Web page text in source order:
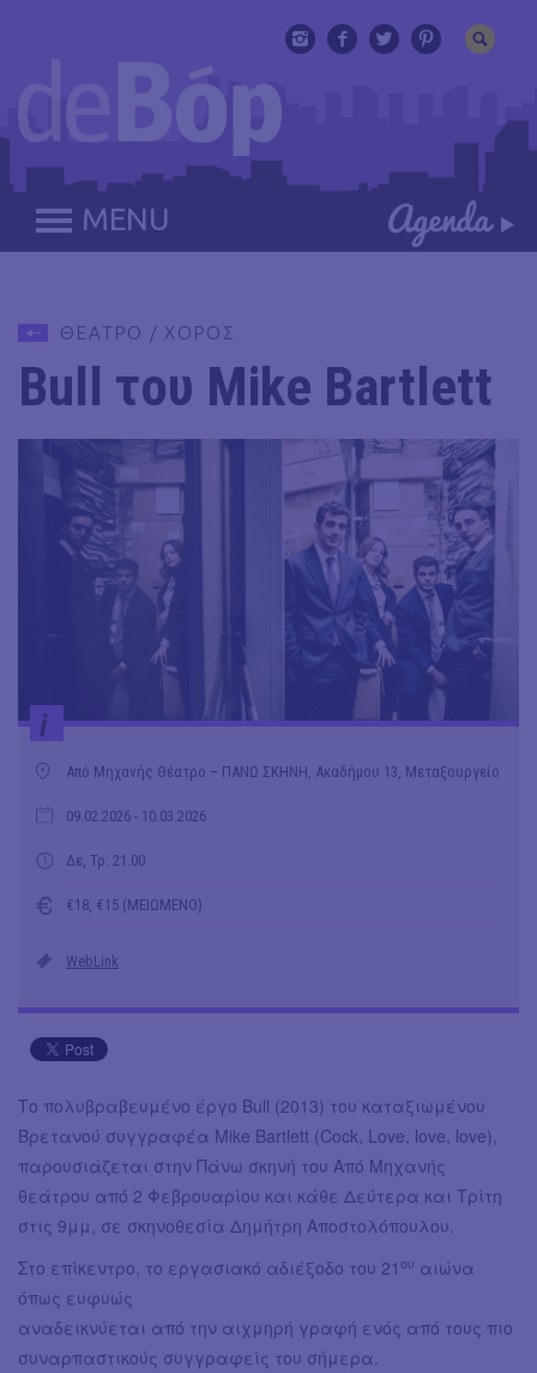
MENU
ΘΕΑΤΡΟ / ΧΟΡΟΣ
Bull του Mike Bartlett
i
Από Μηχανής Θέατρο – ΠΑΝΩ ΣΚΗΝΗ, Ακαδήμου 13, Μεταξουργείο
09.02.2026 - 10.03.2026
Δε, Τρ: 21.00
€18, €15 (ΜΕΙΩΜΕΝΟ)
WebLink
Το πολυβραβευμένο έργο Bull (2013) του καταξιωμένου
Βρετανού συγγραφέα Mike Bartlett (Cock, Love, love, love),
παρουσιάζεται στην Πάνω σκηνή του Από Μηχανής
θεάτρου από 2 Φεβρουαρίου και κάθε Δεύτερα και Τρίτη
στις 9μμ, σε σκηνοθεσία Δημήτρη Αποστολόπουλου.
Στο επίκεντρο, το εργασιακό αδιέξοδο του 21 ου αιώνα
όπως ευφυώς
αναδεικνύεται από την αιχμηρή γραφή ενός από τους πιο
συναρπαστικούς συγγραφείς του σήμερα.